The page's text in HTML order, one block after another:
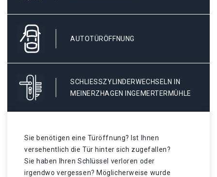
AUTOTÜRÖFFNUNG
SCHLIESSZYLINDERWECHSELN IN M
EINERZHAGEN INGEMERTERMÜHLE
Sie benötigen eine Türöffnung? Ist Ihnen
versehentlich die Tür hinter sich zugefallen?
Sie haben Ihren Schlüssel verloren oder
irgendwo vergessen? Möglicherweise wurde